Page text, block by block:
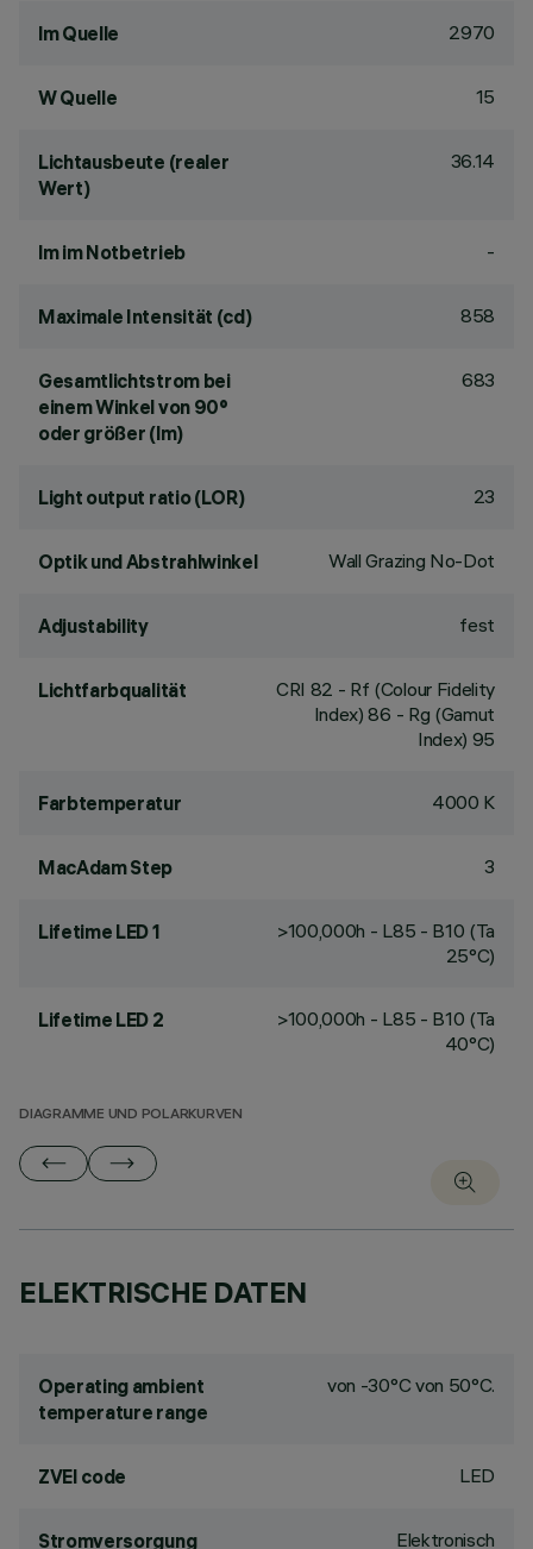
lm Quelle 2970
W Quelle 15
Lichtausbeute (realer
Wert)
36.14
lm im Notbetrieb -
Maximale Intensität (cd) 858
Gesamtlichtstrom bei
einem Winkel von 90°
oder größer (lm)
683
Light output ratio (LOR) 23
Optik und Abstrahlwinkel Wall Grazing No-Dot
Adjustability fest
Lichtfarbqualität CRI 82 - Rf (Colour Fidelity
Index) 86 - Rg (Gamut
Index) 95
Farbtemperatur 4000 K
MacAdam Step 3
Lifetime LED 1
>100,000h - L85 - B10 (Ta
25°C)
Lifetime LED 2
>100,000h - L85 - B10 (Ta
40°C)
DIAGRAMME UND POLARKURVEN
ELEKTRISCHE DATEN
Operating ambient
temperature range
von -30°C von 50°C.
ZVEI code LED
Stromversorgung
Elektronisch